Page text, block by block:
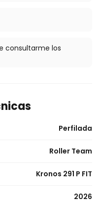
consultarme los
Perfilada
Roller Team
Kronos 291 P FIT
2026